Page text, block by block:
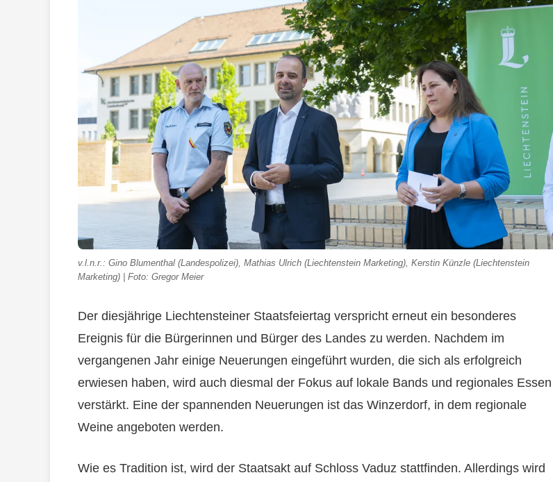
v.l.n.r.: Gino Blumenthal (Landespolizei), Mathias Ulrich (Liechtenstein Marketing), Kerstin Künzle (Liechtenstein
Marketing) | Foto: Gregor Meier
Der diesjährige Liechtensteiner Staatsfeiertag verspricht erneut ein besonderes
Ereignis für die Bürgerinnen und Bürger des Landes zu werden. Nachdem im
vergangenen Jahr einige Neuerungen eingeführt wurden, die sich als erfolgreich
erwiesen haben, wird auch diesmal der Fokus auf lokale Bands und regionales Essen
verstärkt. Eine der spannenden Neuerungen ist das Winzerdorf, in dem regionale
Weine angeboten werden.
Wie es Tradition ist, wird der Staatsakt auf Schloss Vaduz stattfinden. Allerdings wird